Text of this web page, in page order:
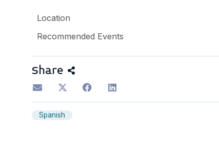
Location
Recommended Events
Share
Spanish